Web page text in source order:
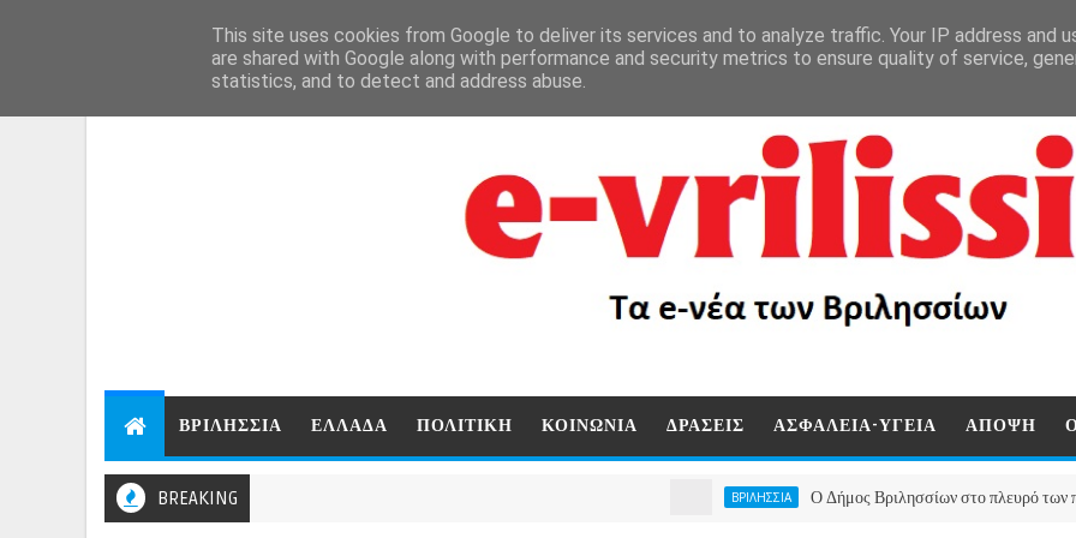
ΒΡΙΛΗΣΣΙΑ ΕΛΛΑΔΑ ΠΟΛΙΤΙΚΗ ΚΟΙΝΩΝΙΑ ΔΡΑΣΕΙΣ ΑΣΦΑΛΕΙΑ-ΥΓΕΙΑ ΑΠΟΨΗ
BREAKING Ο Δήμος Βριλησσίων στο πλευρό των
This site uses cookies from Google to deliver its services and to analyze traffic. Your IP address and
are shared with Google along with performance and security metrics to ensure quality of service,
statistics, and to detect and address abuse.